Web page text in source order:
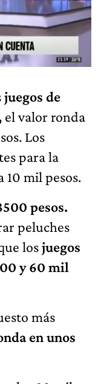
juegos de
el valor ronda
Los
para la
10 mil pesos.
pesos.
peluches
losjuegos
y 60 mil
más
en unos